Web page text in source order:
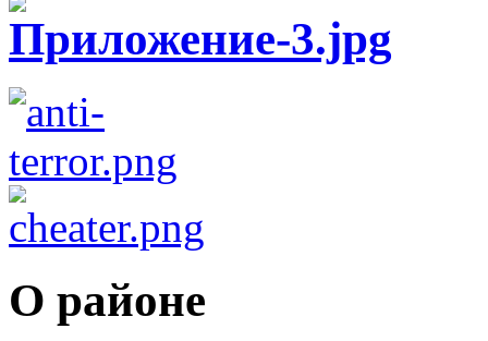
О районе